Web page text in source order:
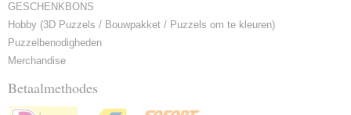
GESCHENKBONS
Hobby (3D Puzzels / Bouwpakket / Puzzels om te kleuren)
Puzzelbenodigheden
Merchandise
Betaalmethodes